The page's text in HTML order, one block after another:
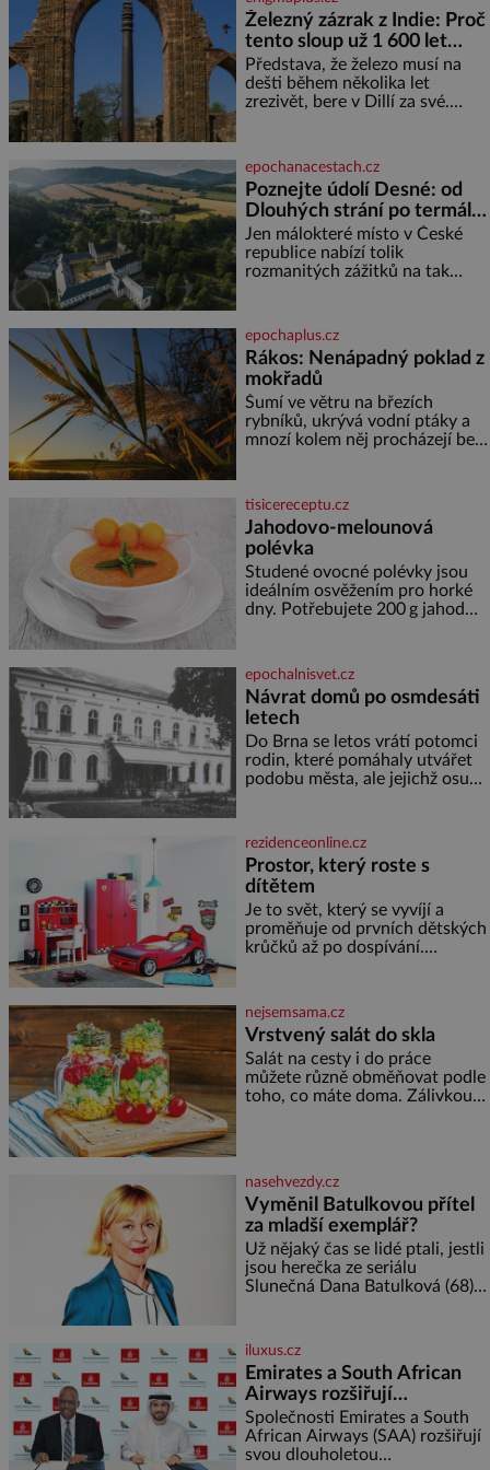
ani ne třetinovém množství, než
je pro většinu populace běžné.
Její základní složky– sodík a
chlór – jsou zásadní pro
správné hospodaření
Železný zázrak z Indie: Proč
tento sloup už 1 600 let
nezná rez?
Představa, že železo musí na
dešti během několika let
zrezivět, bere v Dillí za své.
železný sloup, který už přibližně
1 600 let odolává počasí
epochanacestach.cz
Poznejte údolí Desné: od
Dlouhých strání po termální
prameny
Jen málokteré místo v České
republice nabízí tolik
rozmanitých zážitků na tak
jediného dne můžete
nahlédnout do útrob jedné z
nejvýznamnějších vodních
elektráren v Evropě, vydat se na
horské hřebeny, projet se na
koloběžce a den zakončit
poznáváním památek ve
epochaplus.cz
Rákos: Nenápadný poklad z
mokřadů
Šumí ve větru na březích
rybníků, ukrývá vodní ptáky a
mnozí kolem něj procházejí bez
lodě, zapisovat první texty a
inspiroval řadu pověstí. Tato
skromná, ale užitečná rostlina
provází člověka už tisíce let.
Většina lidí vnímá rákos jen jako
obyčejnou kulisu letního
koupání. Stačí se však podívat
tisicereceptu.cz
Jahodovo-melounová
polévka
Studené ovocné polévky jsou
ideálním osvěžením pro horké
dny. Potřebujete 200 g jahod
cukru krystal 1 lžíci medu 200 g
zakysané sm
epochalnisvet.cz
Návrat domů po osmdesáti
letech
Do Brna se letos vrátí potomci
rodin, které pomáhaly utvářet
podobu města, ale jejichž osudy
Placzek, Löw-Beer, Fuhrmann,
Kohn a Stiassni se stanou
jednou z hlavních
dramaturgických linií festivalu
židovské kultury ŠTETL FEST
2026. Některé návraty nejsou
jednoduché. Místa, která si
rezidenceonline.cz
Prostor, který roste s
dítětem
Je to svět, který se vyvíjí a
proměňuje od prvních dětských
krůčků až po dospívání.
soustředění i odpočinek a
reaguje na každou etapu života
a specifické potřeby dítěte. Pro
nejmenší je klíčová
jednoduchost, měkkost a
bezpečí, proto by pokoj
nejsemsama.cz
Vrstvený salát do skla
Salát na cesty i do práce
můžete různě obměňovat podle
toho, co máte doma. Zálivkou
nebo jiného salátu (římský salát,
polníček…) ✿ 1 malá konzerva
kukuřice ✿ ½ okurky ✿ 2
rajčata Zálivka: ✿ 4 lžíce
olivového oleje ✿ 1 lžíci
citronové šťávy ✿ ½ stroužku
nasehvezdy.cz
Vyměnil Batulkovou přítel
za mladší exemplář?
Už nějaký čas se lidé ptali, jestli
jsou herečka ze seriálu
Slunečná Dana Batulková (68) a
od sebe přítele od samého
začátku odhán
iluxus.cz
Emirates a South African
Airways rozšiřují
partnerství. Cestujícím
nově zpřístupní dalších
devět destinací v jižní a
Společnosti Emirates a South
African Airways (SAA) rozšiřují
svou dlouholetou